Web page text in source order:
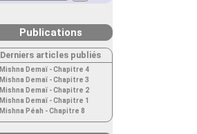
Publications
Derniers articles publiés
Mishna Demaï - Chapitre 4
Mishna Demaï - Chapitre 3
Mishna Demaï - Chapitre 2
Mishna Demaï - Chapitre 1
Mishna Péah - Chapitre 8